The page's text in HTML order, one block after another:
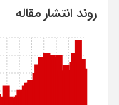
روند انتشار مقاله